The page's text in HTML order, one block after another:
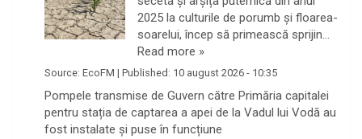
2025 la culturile de porumb și floarea-
soarelui, încep să primească sprijin…
Read more »
Source: EcoFM | Published: 10 august 2026 - 10:35
Pompele transmise de Guvern către Primăria capitalei
pentru stația de captarea a apei de la Vadul lui Vodă au
fost instalate și puse în funcțiune